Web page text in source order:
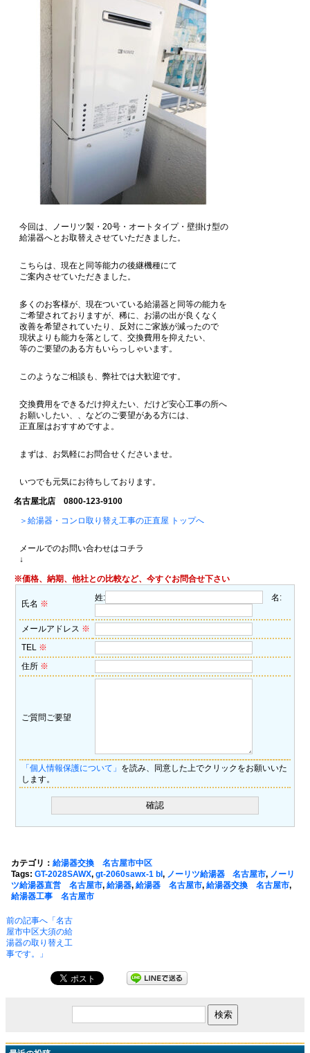
今回は、ノーリツ製・20号・オートタイプ・壁掛け型の
給湯器へとお取替えさせていただきました。
こちらは、現在と同等能力の後継機種にて
ご案内させていただきました。
多くのお客様が、現在ついている給湯器と同等の能力を
ご希望されておりますが、稀に、お湯の出が良くなく
改善を希望されていたり、反対にご家族が減ったので
現状よりも能力を落として、交換費用を抑えたい、
等のご要望のある方もいらっしゃいます。
このようなご相談も、弊社では大歓迎です。
交換費用をできるだけ抑えたい、だけど安心工事の所へ
お願いしたい、、などのご要望がある方には、
正直屋はおすすめですよ。
まずは、お気軽にお問合せくださいませ。
いつでも元気にお待ちしております。
名古屋北店 0800-123-9100
＞給湯器・コンロ取り替え工事の正直屋 トップへ
メールでのお問い合わせはコチラ
↓
※価格、納期、他社との比較など、今すぐお問合せ下さい
氏名 ※
姓: 名:
メールアドレス ※
TEL ※
住所 ※
ご質問ご要望
「個人情報保護について」 を読み、同意した上でクリックをお願いいた
します。
カテゴリ： 給湯器交換 名古屋市中区
Tags: GT-2028SAWX, gt-2060sawx-1 bl , ノーリツ給湯器 名古屋市, ノーリ
ツ給湯器直営 名古屋市, 給湯器, 給湯器 名古屋市, 給湯器交換 名古屋市,
給湯器工事 名古屋市
前の記事へ「名古
屋市中区大須の給
湯器の取り替え工
事です。」